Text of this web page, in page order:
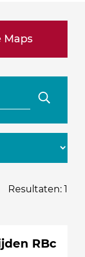
Maps
Resultaten: 1
RBc